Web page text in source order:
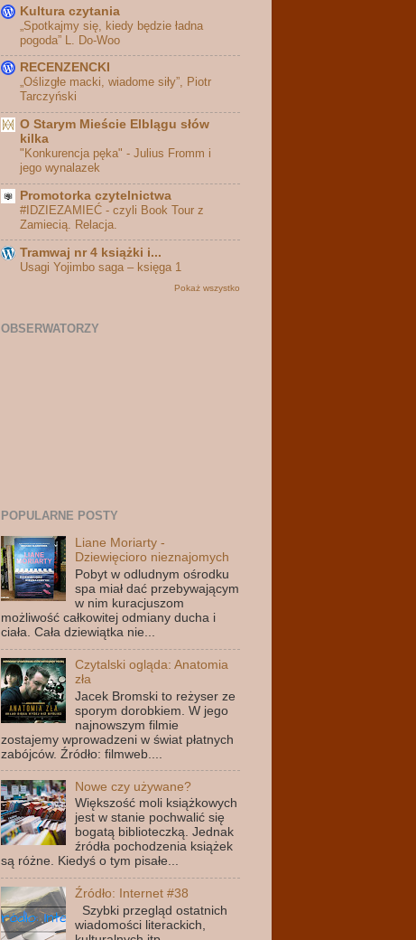
Kultura czytania
„Spotkajmy się, kiedy będzie ładna
pogoda” L. Do-Woo
RECENZENCKI
„Oślizgłe macki, wiadome siły”, Piotr
Tarczyński
O Starym Mieście Elblągu słów
kilka
"Konkurencja pęka" - Julius Fromm i
jego wynalazek
Promotorka czytelnictwa
#IDZIEZAMIEĆ - czyli Book Tour z
Zamiecią. Relacja.
Tramwaj nr 4 książki i...
Usagi Yojimbo saga – księga 1
Pokaż wszystko
OBSERWATORZY
POPULARNE POSTY
Liane Moriarty -
Dziewięcioro nieznajomych
Pobyt w odludnym ośrodku
spa miał dać przebywającym
w nim kuracjuszom
możliwość całkowitej odmiany ducha i
ciała. Cała dziewiątka nie...
Czytalski ogląda: Anatomia
zła
Jacek Bromski to reżyser ze
sporym dorobkiem. W jego
najnowszym filmie
zostajemy wprowadzeni w świat płatnych
zabójców. Źródło: filmweb....
Nowe czy używane?
Większość moli książkowych
jest w stanie pochwalić się
bogatą biblioteczką. Jednak
źródła pochodzenia książek
są różne. Kiedyś o tym pisałe...
Źródło: Internet #38
Szybki przegląd ostatnich
wiadomości literackich,